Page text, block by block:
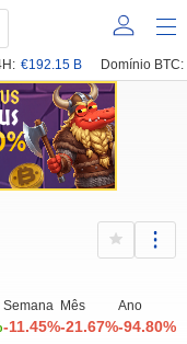
€192.15 B Domínio BTC:
Semana
-11.45%
Mês
-21.67%
Ano
-94.80%